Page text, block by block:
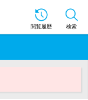
閲覧履歴 検索